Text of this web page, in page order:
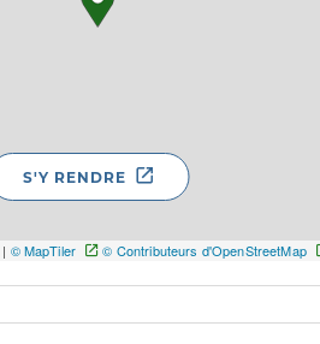
| © MapTiler © Contributeurs d'OpenStreetMap
S'Y RENDRE